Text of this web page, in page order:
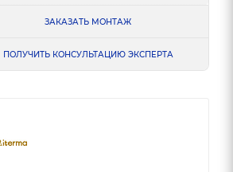
ЗАКАЗАТЬ МОНТАЖ
ПОЛУЧИТЬ КОНСУЛЬТАЦИЮ ЭКСПЕРТА